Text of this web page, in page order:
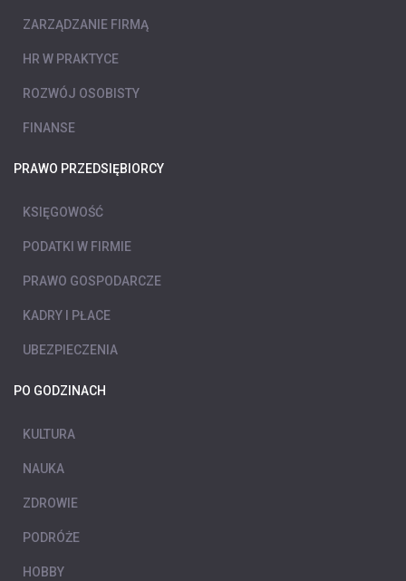
ZARZĄDZANIE FIRMĄ
HR W PRAKTYCE
ROZWÓJ OSOBISTY
FINANSE
PRAWO PRZEDSIĘBIORCY
KSIĘGOWOŚĆ
PODATKI W FIRMIE
PRAWO GOSPODARCZE
KADRY I PŁACE
UBEZPIECZENIA
PO GODZINACH
KULTURA
NAUKA
ZDROWIE
PODRÓŻE
HOBBY